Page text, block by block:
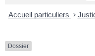
Accueil particuliers >
Dossier